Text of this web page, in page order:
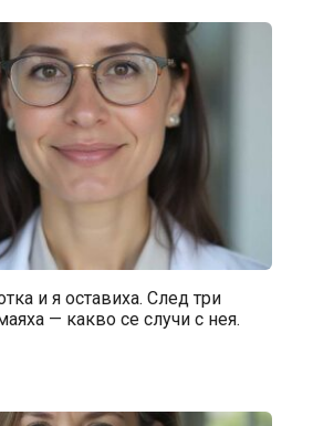
и я оставиха. След три
— какво се случи с нея.